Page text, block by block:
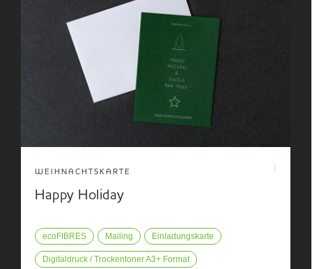
WEIHNACHTSKARTE
Happy Holiday
ecoFIBRES Mailing Einladungskarte
Digitaldruck / Trockentoner A3+ Format